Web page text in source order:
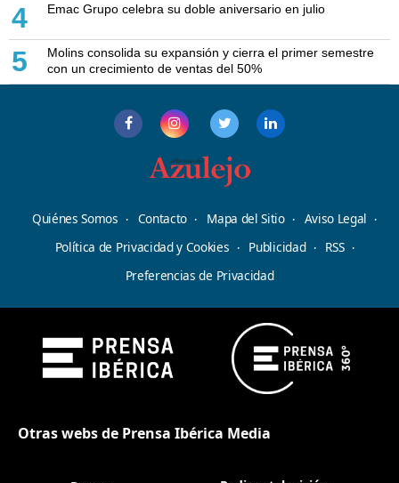
4 Emac Grupo celebra su doble aniversario en julio
5
Molins consolida su expansión y cierra el primer semestre
con un crecimiento de ventas del 50%
Quiénes Somos Contacto Mapa del Sitio
Aviso Legal
Política de Privacidad y Cookies
Publicidad
RSS
Preferencias de Privacidad
Otras webs de Prensa Ibérica Media